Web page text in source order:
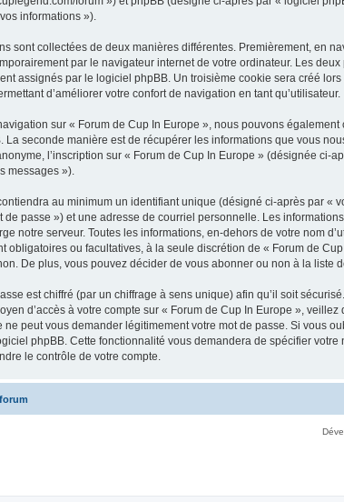
informations »).
sont collectées de deux manières différentes. Premièrement, en
par le navigateur internet de votre ordinateur. Les
assignés par le logiciel phpBB. Un troisième cookie sera créé
d’améliorer votre confort de navigation en tant qu’utilisateur.
sur « Forum de Cup In Europe », nous pouvons
La seconde manière est de récupérer les informations que vous
l’inscription sur « Forum de Cup In Europe » (désignée
messages »).
au minimum un identifiant unique (désigné ci-après par «
de passe ») et une adresse de courriel personnelle. Les
notre serveur. Toutes les informations, en-dehors de votre nom
obligatoires ou facultatives, à la seule discrétion de « Forum de
De plus, vous pouvez décider de vous abonner ou non à la
est chiffré (par un chiffrage à sens unique) afin qu’il soit
d’accès à votre compte sur « Forum de Cup In Europe »,
ne peut vous demander légitimement votre mot de passe. Si vous
phpBB. Cette fonctionnalité vous demandera de spécifier
le contrôle de votre compte.